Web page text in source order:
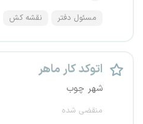
مسئول دفتر نقشه کش
اتوکد کار ماهر
شهر چوب
منقضی شده